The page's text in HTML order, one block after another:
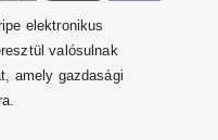
elektronikus
valósulnak
amely gazdasági